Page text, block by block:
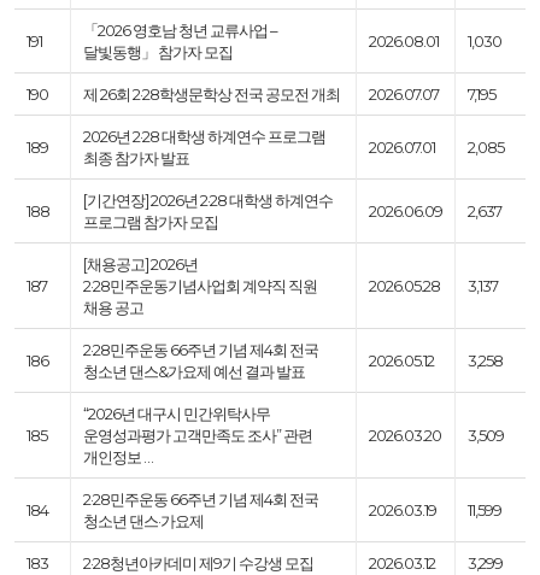
191
「2026 영호남 청년 교류사업 –
달빛동행」 참가자 모집
2026.08.01 1,030
190 제 26회 2·28학생문학상 전국 공모전 개최 2026.07.07 7,195
189
2026년 2·28 대학생 하계연수 프로그램
최종 참가자 발표
2026.07.01 2,085
188
[기간연장] 2026년 2·28 대학생 하계연수
프로그램 참가자 모집
2026.06.09 2,637
187
[채용공고] 2026년
2·28민주운동기념사업회 계약직 직원
채용 공고
2026.05.28 3,137
186
2·28민주운동 66주년 기념 제4회 전국
청소년 댄스&가요제 예선 결과 발표
2026.05.12 3,258
185
“2026년 대구시 민간위탁사무
운영성과평가 고객만족도 조사” 관련
개인정보 …
2026.03.20 3,509
184
2·28민주운동 66주년 기념 제4회 전국
청소년 댄스·가요제
2026.03.19 11,599
183 2·28청년아카데미 제9기 수강생 모집 2026.03.12 3,299